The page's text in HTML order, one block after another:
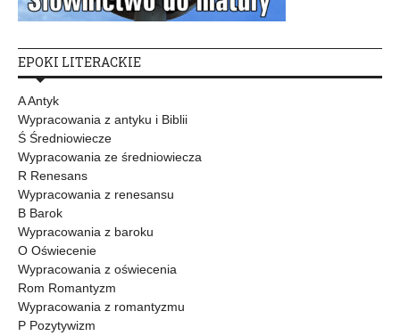
EPOKI LITERACKIE
A Antyk
Wypracowania z antyku i Biblii
Ś Średniowiecze
Wypracowania ze średniowiecza
R Renesans
Wypracowania z renesansu
B Barok
Wypracowania z baroku
O Oświecenie
Wypracowania z oświecenia
Rom Romantyzm
Wypracowania z romantyzmu
P Pozytywizm